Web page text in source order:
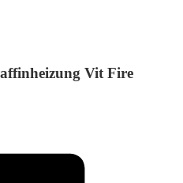
Vit Fire